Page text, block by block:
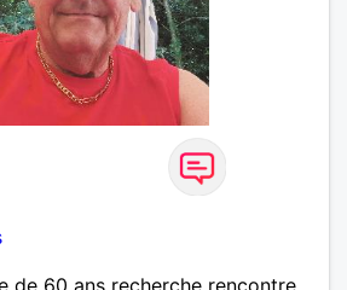
de 60 ans recherche rencontre